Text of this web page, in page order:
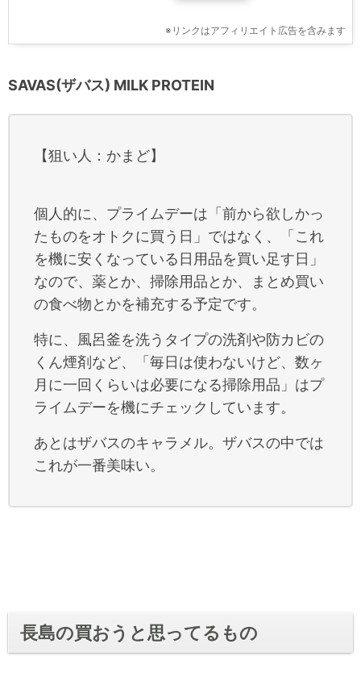
※リンクはアフィリエイト広告を含みます
SAVAS(ザバス) MILK PROTEIN
【狙い人：かまど】
個人的に、プライムデーは「前から欲しかっ
たものをオトクに買う日」ではなく、「これ
を機に安くなっている日用品を買い足す日」
なので、薬とか、掃除用品とか、まとめ買い
の食べ物とかを補充する予定です。
特に、風呂釜を洗うタイプの洗剤や防カビの
くん煙剤など、「毎日は使わないけど、数ヶ
月に一回くらいは必要になる掃除用品」はプ
ライムデーを機にチェックしています。
あとはザバスのキャラメル。ザバスの中では
これが一番美味い。
長島の買おうと思ってるもの